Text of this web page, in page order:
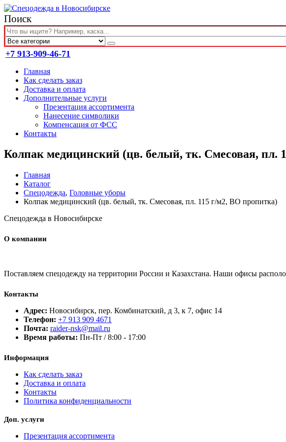
Поиск
+7 913-909-46-71
Главная
Как сделать заказ
Доставка и оплата
Дополнительные услуги
Презентация ассортимента
Нанесение символики
Компенсация от ФСС
Контакты
Колпак медицинский (цв. белый, тк. Смесовая, пл.
Главная
Каталог
Спецодежда, Головные уборы
Колпак медицинский (цв. белый, тк. Смесовая, пл. 115 г/м2, ВО пропитка)
Спецодежда в Новосибирске
О компании
Поставляем спецодежду на территории России и Казахстана. Наши офисы
Контакты
Адрес: Новосибирск, пер. Комбинатский, д 3, к 7, офис 14
Телефон: +7 913 909 4671
Почта: raider-nsk@mail.ru
Время работы: Пн-Пт / 8:00 - 17:00
Информация
Как сделать заказ
Доставка и оплата
Контакты
Политика конфиденциальности
Доп. услуги
Презентация ассортимента